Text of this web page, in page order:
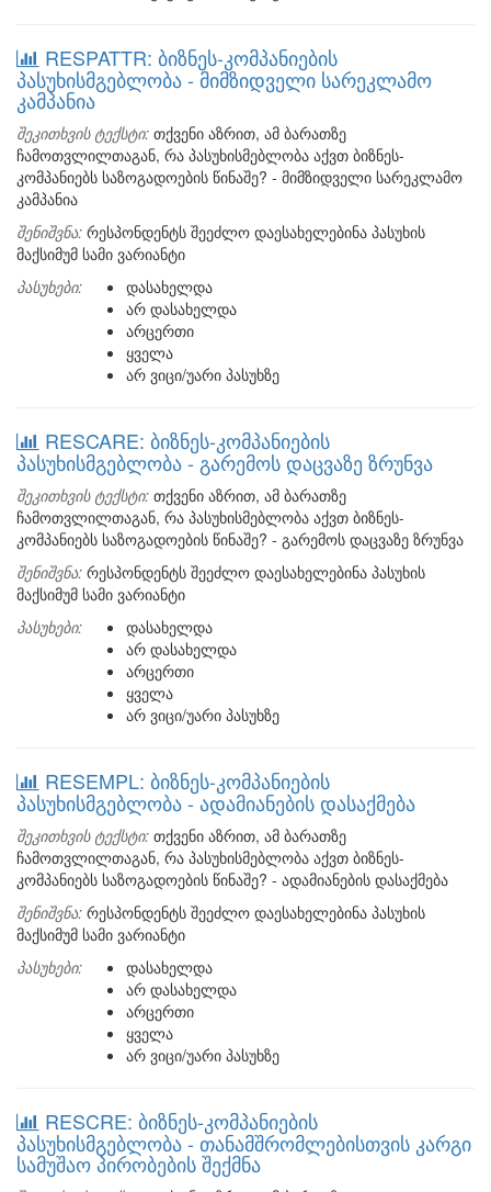
RESPATTR: ბიზნეს-კომპანიების
პასუხისმგებლობა - მიმზიდველი სარეკლამო
კამპანია
შეკითხვის ტექსტი: თქვენი აზრით, ამ ბარათზე
ჩამოთვლილთაგან, რა პასუხისმებლობა აქვთ ბიზნეს-
კომპანიებს საზოგადოების წინაშე? - მიმზიდველი სარეკლამო
კამპანია
შენიშვნა: რესპონდენტს შეეძლო დაესახელებინა პასუხის
მაქსიმუმ სამი ვარიანტი
პასუხები:
დასახელდა
არ დასახელდა
არცერთი
ყველა
არ ვიცი/უარი პასუხზე
RESCARE: ბიზნეს-კომპანიების
პასუხისმგებლობა - გარემოს დაცვაზე ზრუნვა
შეკითხვის ტექსტი: თქვენი აზრით, ამ ბარათზე
ჩამოთვლილთაგან, რა პასუხისმებლობა აქვთ ბიზნეს-
კომპანიებს საზოგადოების წინაშე? - გარემოს დაცვაზე ზრუნვა
შენიშვნა: რესპონდენტს შეეძლო დაესახელებინა პასუხის
მაქსიმუმ სამი ვარიანტი
პასუხები:
დასახელდა
არ დასახელდა
არცერთი
ყველა
არ ვიცი/უარი პასუხზე
RESEMPL: ბიზნეს-კომპანიების
პასუხისმგებლობა - ადამიანების დასაქმება
შეკითხვის ტექსტი: თქვენი აზრით, ამ ბარათზე
ჩამოთვლილთაგან, რა პასუხისმებლობა აქვთ ბიზნეს-
კომპანიებს საზოგადოების წინაშე? - ადამიანების დასაქმება
შენიშვნა: რესპონდენტს შეეძლო დაესახელებინა პასუხის
მაქსიმუმ სამი ვარიანტი
პასუხები:
დასახელდა
არ დასახელდა
არცერთი
ყველა
არ ვიცი/უარი პასუხზე
RESCRE: ბიზნეს-კომპანიების
პასუხისმგებლობა - თანამშრომლებისთვის კარგი
სამუშაო პირობების შექმნა